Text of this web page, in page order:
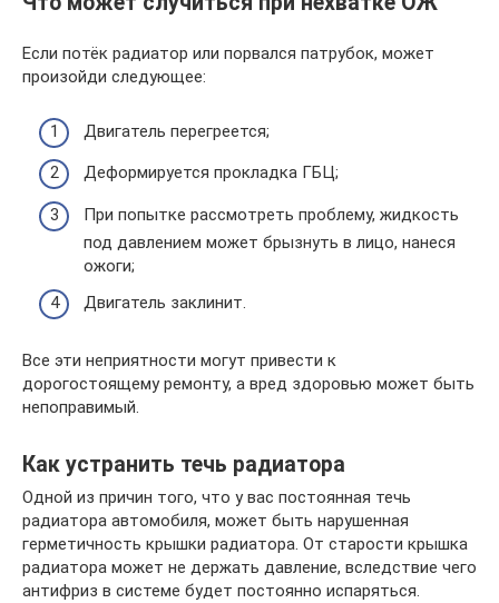
Если потёк радиатор или порвался патрубок, может
произойди следующее:
Двигатель перегреется;
Деформируется прокладка ГБЦ;
При попытке рассмотреть проблему, жидкость
под давлением может брызнуть в лицо, нанеся
ожоги;
Двигатель заклинит.
Все эти неприятности могут привести к
дорогостоящему ремонту, а вред здоровью может быть
непоправимый.
Как устранить течь радиатора
Одной из причин того, что у вас постоянная течь
радиатора автомобиля, может быть нарушенная
герметичность крышки радиатора. От старости крышка
радиатора может не держать давление, вследствие чего
антифриз в системе будет постоянно испаряться.